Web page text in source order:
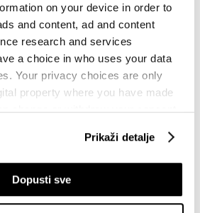
on your device in order to
and content, ad and content
research and services
a choice in who uses your data
Your privacy choices are only
property where you have made
change or withdraw your consent
also like to:
about your geographical
Prikaži detalje
Dopusti sve
njemačkog bankarskog
BaFin napali hakeri
nacionalna banka željela